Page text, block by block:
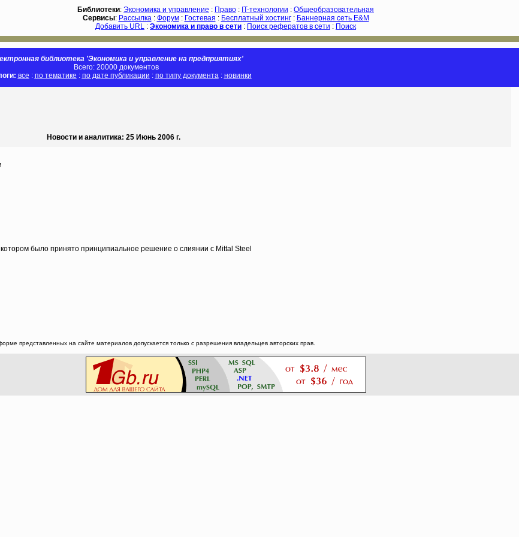
Библиотеки: Экономика и управление : Право : IT-технологии : Общеобразовательная
Сервисы: Рассылка: Форум: Гостевая : Бесплатный хостинг: Баннерная сеть E&M
Добавить URL : Экономика и право в сети : Поиск рефератов в сети : Поиск
библиотека 'Экономика и управление на предприятиях'
Всего: 20000 документов
все : по тематике : по дате публикации : по типу документа: новинки
Новости и аналитика: 25 Июнь 2006 г.
было принято принципиальное решение о слиянии с Mittal Steel
представленных на сайте материалов допускается только с разрешения владельцев авторских прав.